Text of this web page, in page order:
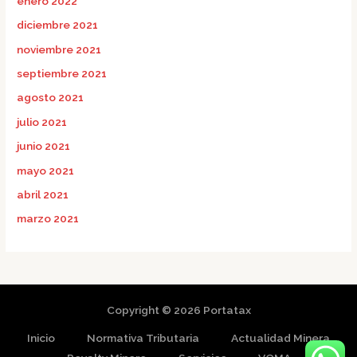
diciembre 2021
noviembre 2021
septiembre 2021
agosto 2021
julio 2021
junio 2021
mayo 2021
abril 2021
marzo 2021
Copyright © 2026 Portatax
Inicio Normativa Tributaria
Actualidad Minera